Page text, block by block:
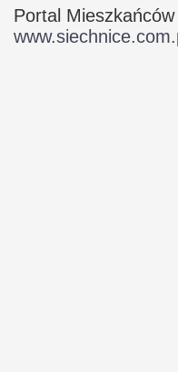
Portal